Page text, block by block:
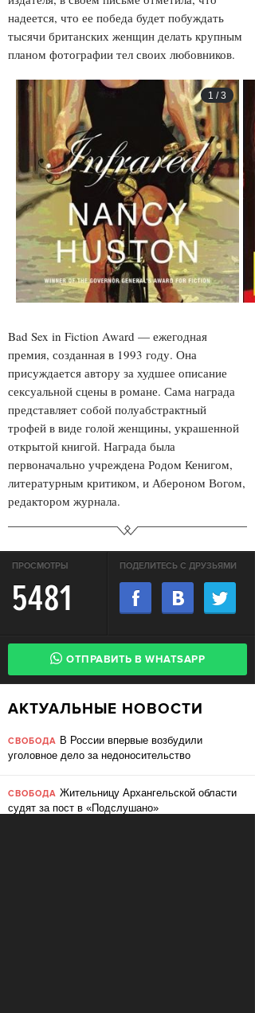
надеется, что ее победа будет побуждать
тысячи британских женщин делать крупным
планом фотографии тел своих любовников.
1 /3
Bad Sex in Fiction Award — ежегодная
премия, созданная в 1993 году. Она
присуждается автору за худшее описание
сексуальной сцены в романе. Сама награда
представляет собой полуабстрактный
трофей в виде голой женщины, украшенной
открытой книгой. Награда была
первоначально учреждена Родом Кенигом,
литературным критиком, и Абероном Вогом,
редактором журнала.
ПРОСМОТРЫ
5481
ПОДЕЛИТЕСЬ С ДРУЗЬЯМИ
ОТПРАВИТЬ В WHATSAPP
АКТУАЛЬНЫЕ НОВОСТИ
СВОБОДА В России впервые возбудили
уголовное дело за недоносительство
СВОБОДА Жительницу Архангельской области
судят за пост в «Подслушано»